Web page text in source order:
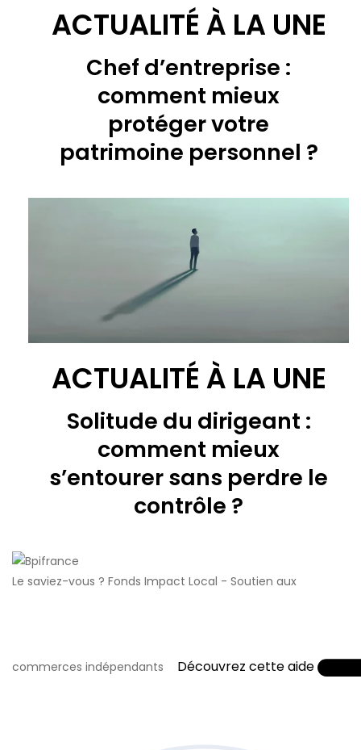
ACTUALITÉ À LA UNE
Chef d’entreprise :
comment mieux
protéger votre
patrimoine personnel ?
ACTUALITÉ À LA UNE
Solitude du dirigeant :
comment mieux
s’entourer sans perdre le
contrôle ?
Le saviez-vous ? Fonds Impact Local - Soutien aux
commerces indépendants Découvrez cette aide